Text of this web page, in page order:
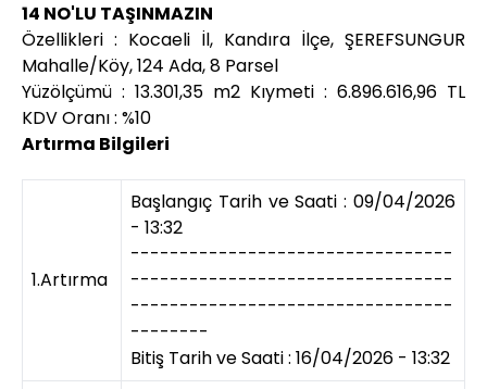
14 NO'LU TAŞINMAZIN
Özellikleri : Kocaeli İl, Kandıra İlçe, ŞEREFSUNGUR
Mahalle/Köy, 124 Ada, 8 Parsel
Yüzölçümü : 13.301,35 m2 Kıymeti : 6.896.616,96 TL
KDV Oranı : %10
Artırma Bilgileri
1.Artırma
Başlangıç Tarih ve Saati : 09/04/2026
- 13:32
---------------------------------
---------------------------------
---------------------------------
--------
Bitiş Tarih ve Saati : 16/04/2026 - 13:32